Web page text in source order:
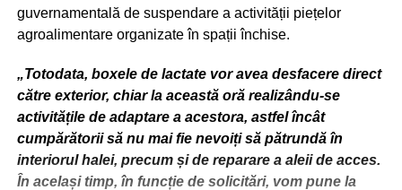
guvernamentală de suspendare a activității piețelor
agroalimentare organizate în spații închise.
„Totodata, boxele de lactate vor avea desfacere direct
către exterior, chiar la această oră realizându-se
activitățile de adaptare a acestora, astfel încât
cumpărătorii să nu mai fie nevoiți să pătrundă în
interiorul halei, precum și de reparare a aleii de acces.
În același timp, în funcție de solicitări, vom pune la